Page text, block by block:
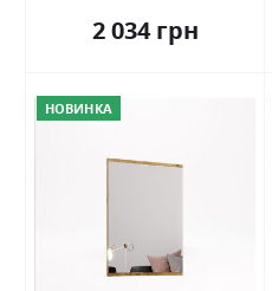
2 034 грн
НОВИНКА